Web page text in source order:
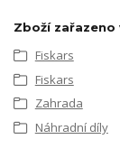
Zboží
Fiskars
Fiskars
Zahrada
Náhradní díly